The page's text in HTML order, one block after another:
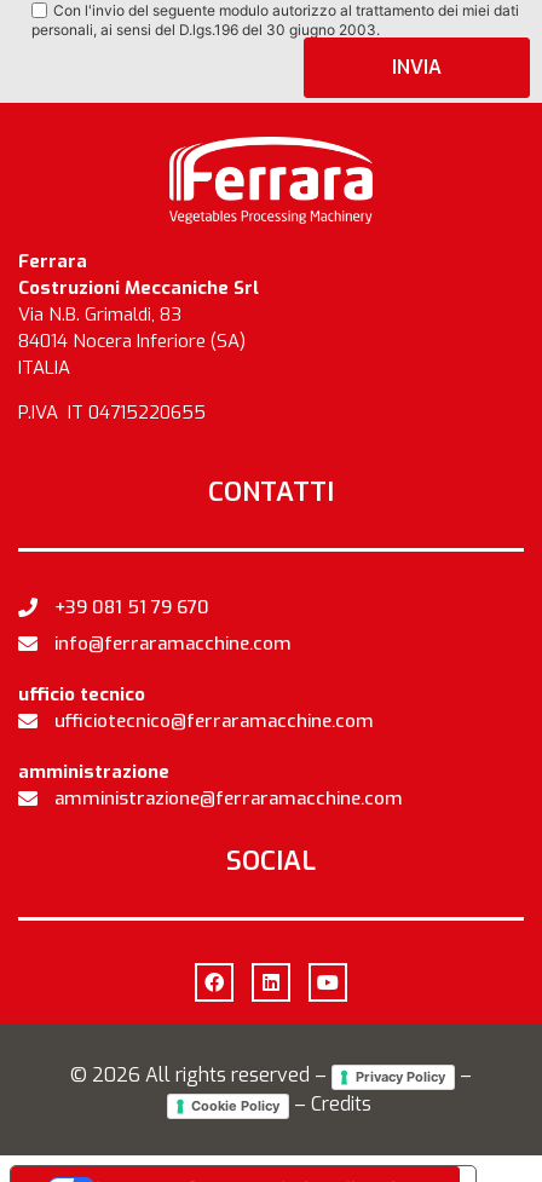
Con l'invio del seguente modulo autorizzo al trattamento dei miei dati
personali, ai sensi del D.lgs.196 del 30 giugno 2003.
Ferrara
Costruzioni Meccaniche Srl
Via N.B. Grimaldi, 83
84014 Nocera Inferiore (SA)
ITALIA
P.IVA IT 04715220655
CONTATTI
+39 081 51 79 670
info@ferraramacchine.com
ufficio tecnico
ufficiotecnico@ferraramacchine.com
amministrazione
amministrazione@ferraramacchine.com
SOCIAL
© 2026 All rights reserved – Privacy Policy –
Cookie Policy – Credits